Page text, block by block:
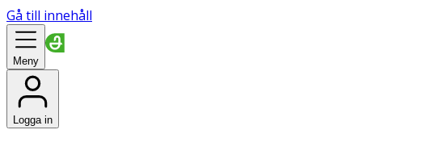
Gå till innehåll
Meny
Logga in